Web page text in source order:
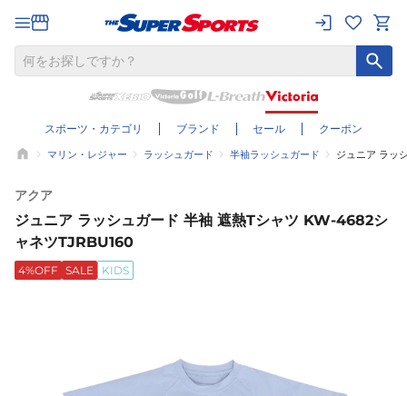
スポーツ・カテゴリ ブランド セール クーポン
マリン・レジャー ラッシュガード 半袖ラッシュガード ジュニア ラッ
アクア
ジュニア ラッシュガード 半袖 遮熱Tシャツ KW-4682シ
ャネツTJRBU160
4%OFF SALE KIDS